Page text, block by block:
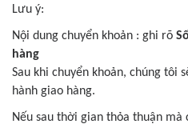
Lưu ý:
Nội dung chuyển khoản : ghi rõ
hàng
Sau khi chuyển khoản, chúng tôi
hành giao hàng.
Nếu sau thời gian thỏa thuận mà